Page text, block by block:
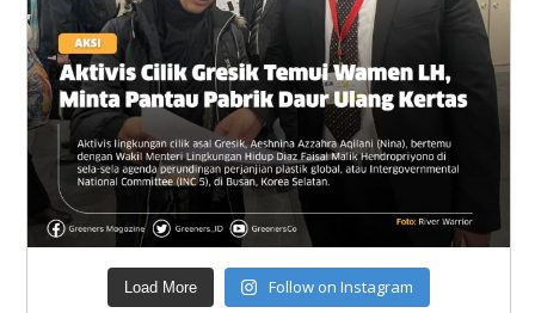
Load More Follow on Instagram